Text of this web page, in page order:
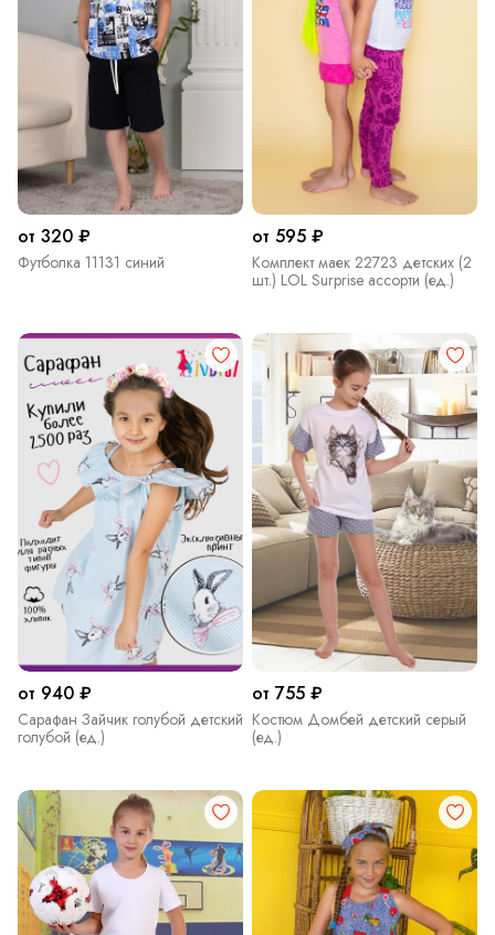
от 320 ₽
Футболка 11131 синий
от 595 ₽
Комплект маек 22723 детских (2
шт.) LOL Surprise ассорти (ед.)
от 940 ₽
Сарафан Зайчик голубой детский
голубой (ед.)
от 755 ₽
Костюм Домбей детский серый
(ед.)